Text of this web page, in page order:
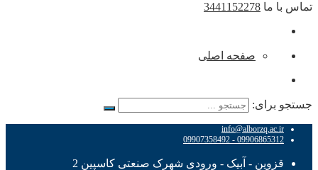
تماس با ما 3441152278
صفحه اصلی
جستجو برای:
info@alborzq.ac.ir
09906865312 - 09907358492
قزوین - آبیک - ورودی شهرک صنعتی کاسپین 2